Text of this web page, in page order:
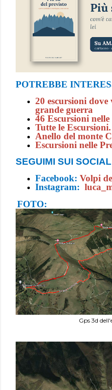
POTREBBE
20 escursioni dove
grande guerra
46 Escursioni nelle
Tutte le Escursioni.
Anello del monte
Escursioni nelle
SEGUIMI SUI SOCIAL
Facebook: Volpi
Instagram:
FOTO:
Gps 3d